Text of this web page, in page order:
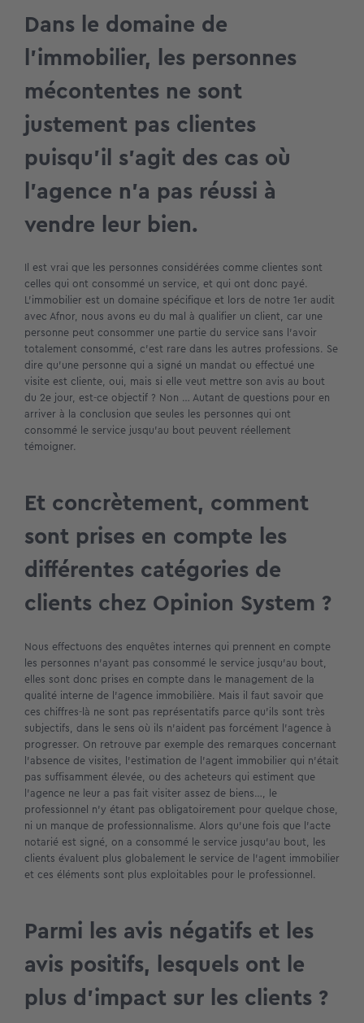
Dans le domaine de
l’immobilier, les personnes
mécontentes ne sont
justement pas clientes
puisqu’il s’agit des cas où
l’agence n’a pas réussi à
vendre leur bien.
Il est vrai que les personnes considérées comme clientes sont
celles qui ont consommé un service, et qui ont donc payé.
L’immobilier est un domaine spécifique et lors de notre 1er audit
avec Afnor, nous avons eu du mal à qualifier un client, car une
personne peut consommer une partie du service sans l’avoir
totalement consommé, c’est rare dans les autres professions. Se
dire qu’une personne qui a signé un mandat ou effectué une
visite est cliente, oui, mais si elle veut mettre son avis au bout
du 2e jour, est-ce objectif ? Non … Autant de questions pour en
arriver à la conclusion que seules les personnes qui ont
consommé le service jusqu’au bout peuvent réellement
témoigner.
Et concrètement, comment
sont prises en compte les
différentes catégories de
clients chez Opinion System ?
Nous effectuons des enquêtes internes qui prennent en compte
les personnes n’ayant pas consommé le service jusqu’au bout,
elles sont donc prises en compte dans le management de la
qualité interne de l’agence immobilière. Mais il faut savoir que
ces chiffres-là ne sont pas représentatifs parce qu’ils sont très
subjectifs, dans le sens où ils n’aident pas forcément l’agence à
progresser. On retrouve par exemple des remarques concernant
l’absence de visites, l’estimation de l’agent immobilier qui n’était
pas suffisamment élevée, ou des acheteurs qui estiment que
l’agence ne leur a pas fait visiter assez de biens…, le
professionnel n’y étant pas obligatoirement pour quelque chose,
ni un manque de professionnalisme. Alors qu’une fois que l’acte
notarié est signé, on a consommé le service jusqu’au bout, les
clients évaluent plus globalement le service de l’agent immobilier
et ces éléments sont plus exploitables pour le professionnel.
Parmi les avis négatifs et les
avis positifs, lesquels ont le
plus d’impact sur les clients ?